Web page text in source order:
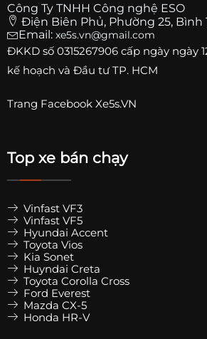
Công Ty TNHH Công nghệ ESO
Điện Biên Phủ, Phường 25, Bình
Email: xe5s.vn@gmail.com
ĐKKD số 0315267906 cấp ngày ngày
kế hoạch và Đầu tư TP. HCM
Trang Facebook Xe5s.VN
Top xe bán chạy
Vinfast VF3
Vinfast VF5
Hyundai Accent
Toyota Vios
Kia Sonet
Huyndai Creta
Toyota Corolla Cross
Ford Everest
Mazda CX-5
Honda HR-V